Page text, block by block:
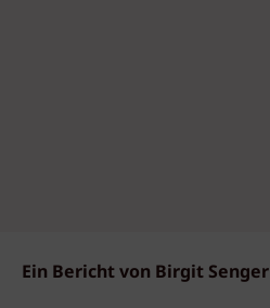
Ein Bericht von Birgit Senger